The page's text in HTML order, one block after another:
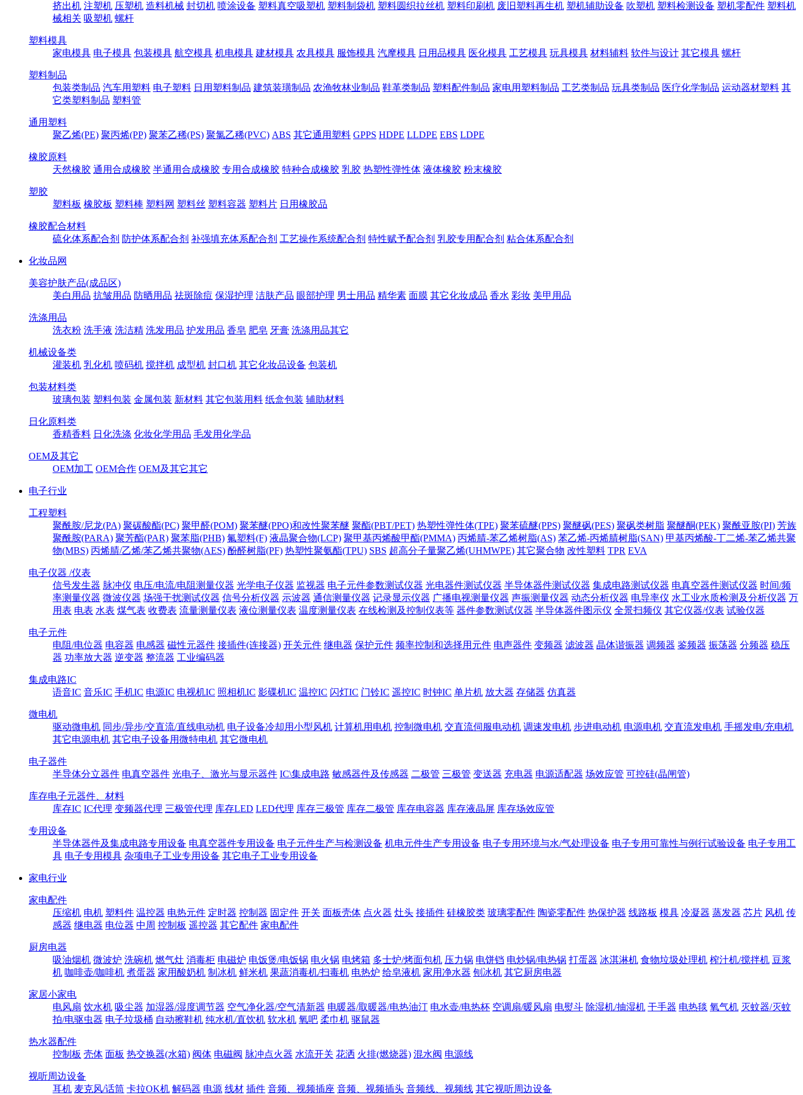
挤出机 注塑机 压塑机 造料机械 封切机 喷涂设备 塑料真空吸塑机 塑料制袋机 塑料圆织拉丝机 塑料印刷机 废旧塑料再生机 塑机辅助设备 吹塑机 塑料检测设备 塑机零配件 塑料机
械相关 吸塑机 螺杆
塑料模具
家电模具 电子模具 包装模具 航空模具 机电模具 建材模具 农具模具 服饰模具 汽摩模具 日用品模具 医化模具 工艺模具 玩具模具 材料辅料 软件与设计 其它模具 螺杆
塑料制品
包装类制品 汽车用塑料 电子塑料 日用塑料制品 建筑装璜制品 农渔牧林业制品 鞋革类制品 塑料配件制品 家电用塑料制品 工艺类制品 玩具类制品 医疗化学制品 运动器材塑料 其
它类塑料制品 塑料管
通用塑料
聚乙烯(PE) 聚丙烯(PP) 聚苯乙稀(PS) 聚氯乙稀(PVC) ABS 其它通用塑料 GPPS HDPE LLDPE EBS LDPE
橡胶原料
天然橡胶 通用合成橡胶 半通用合成橡胶 专用合成橡胶 特种合成橡胶 乳胶 热塑性弹性体 液体橡胶 粉末橡胶
塑胶
塑料板 橡胶板 塑料棒 塑料网 塑料丝 塑料容器 塑料片 日用橡胶品
橡胶配合材料
硫化体系配合剂 防护体系配合剂 补强填充体系配合剂 工艺操作系统配合剂 特性赋予配合剂 乳胶专用配合剂 粘合体系配合剂
化妆品网
美容护肤产品(成品区)
美白用品 抗皱用品 防晒用品 祛斑除痘 保湿护理 洁肤产品 眼部护理 男士用品 精华素 面膜 其它化妆成品 香水 彩妆 美甲用品
洗涤用品
洗衣粉 洗手液 洗洁精 洗发用品 护发用品 香皂 肥皂 牙膏 洗涤用品其它
机械设备类
灌装机 乳化机 喷码机 搅拌机 成型机 封口机 其它化妆品设备 包装机
包装材料类
玻璃包装 塑料包装 金属包装 新材料 其它包装用料 纸盒包装 辅助材料
日化原料类
香精香料 日化洗涤 化妆化学用品 毛发用化学品
OEM及其它
OEM加工 OEM合作 OEM及其它其它
电子行业
工程塑料
聚酰胺/尼龙(PA) 聚碳酸酯(PC) 聚甲醛(POM) 聚苯醚(PPO)和改性聚苯醚 聚酯(PBT/PET) 热塑性弹性体(TPE) 聚苯硫醚(PPS) 聚醚砜(PES) 聚砜类树脂 聚醚酮(PEK) 聚酰亚胺(PI) 芳族
聚酰胺(PARA) 聚芳酯(PAR) 聚苯脂(PHB) 氟塑料(F) 液晶聚合物(LCP) 聚甲基丙烯酸甲酯(PMMA) 丙烯腈-苯乙烯树脂(AS) 苯乙烯-丙烯腈树脂(SAN) 甲基丙烯酸-丁二烯-苯乙烯共聚
物(MBS) 丙烯腈/乙烯/苯乙烯共聚物(AES) 酚醛树脂(PF) 热塑性聚氨酯(TPU) SBS 超高分子量聚乙烯(UHMWPE) 其它聚合物 改性塑料 TPR EVA
电子仪器 /仪表
信号发生器 脉冲仪 电压/电流/电阻测量仪器 光学电子仪器 监视器 电子元件参数测试仪器 光电器件测试仪器 半导体器件测试仪器 集成电路测试仪器 电真空器件测试仪器 时间/频
率测量仪器 微波仪器 场强干扰测试仪器 信号分析仪器 示波器 通信测量仪器 记录显示仪器 广播电视测量仪器 声振测量仪器 动态分析仪器 电导率仪 水工业水质检测及分析仪器 万
用表 电表 水表 煤气表 收费表 流量测量仪表 液位测量仪表 温度测量仪表 在线检测及控制仪表等 器件参数测试仪器 半导体器件图示仪 全景扫频仪 其它仪器/仪表 试验仪器
电子元件
电阻/电位器 电容器 电感器 磁性元器件 接插件(连接器) 开关元件 继电器 保护元件 频率控制和选择用元件 电声器件 变频器 滤波器 晶体谐振器 调频器 鉴频器 振荡器 分频器 稳压
器 功率放大器 逆变器 整流器 工业编码器
集成电路IC
语音IC 音乐IC 手机IC 电源IC 电视机IC 照相机IC 影碟机IC 温控IC 闪灯IC 门铃IC 遥控IC 时钟IC 单片机 放大器 存储器 仿真器
微电机
驱动微电机 同步/异步/交直流/直线电动机 电子设备冷却用小型风机 计算机用电机 控制微电机 交直流伺服电动机 调速发电机 步进电动机 电源电机 交直流发电机 手摇发电/充电机
其它电源电机 其它电子设备用微特电机 其它微电机
电子器件
半导体分立器件 电真空器件 光电子、激光与显示器件 IC\集成电路 敏感器件及传感器 二极管 三极管 变送器 充电器 电源适配器 场效应管 可控硅(晶闸管)
库存电子元器件、材料
库存IC IC代理 变频器代理 三极管代理 库存LED LED代理 库存三极管 库存二极管 库存电容器 库存液晶屏 库存场效应管
专用设备
半导体器件及集成电路专用设备 电真空器件专用设备 电子元件生产与检测设备 机电元件生产专用设备 电子专用环境与水/气处理设备 电子专用可靠性与例行试验设备 电子专用工
具 电子专用模具 杂项电子工业专用设备 其它电子工业专用设备
家电行业
家电配件
压缩机 电机 塑料件 温控器 电热元件 定时器 控制器 固定件 开关 面板壳体 点火器 灶头 接插件 硅橡胶类 玻璃零配件 陶瓷零配件 热保护器 线路板 模具 冷凝器 蒸发器 芯片 风机 传
感器 继电器 电位器 中周 控制板 遥控器 其它配件 家电配件
厨房电器
吸油烟机 微波炉 洗碗机 燃气灶 消毒柜 电磁炉 电饭煲/电饭锅 电火锅 电烤箱 多士炉/烤面包机 压力锅 电饼铛 电炒锅/电热锅 打蛋器 冰淇淋机 食物垃圾处理机 榨汁机/搅拌机 豆浆
机 咖啡壶/咖啡机 煮蛋器 家用酸奶机 制冰机 鲜米机 果蔬消毒机/扫毒机 电热炉 给皂液机 家用净水器 刨冰机 其它厨房电器
家居小家电
电风扇 饮水机 吸尘器 加湿器/湿度调节器 空气净化器/空气清新器 电暖器/取暖器/电热油汀 电水壶/电热杯 空调扇/暖风扇 电熨斗 除湿机/抽湿机 干手器 电热毯 氧气机 灭蚊器/灭蚊
拍/电驱虫器 电子垃圾桶 自动擦鞋机 纯水机/直饮机 软水机 氧吧 柔巾机 驱鼠器
热水器配件
控制板 壳体 面板 热交换器(水箱) 阀体 电磁阀 脉冲点火器 水流开关 花洒 火排(燃烧器) 混水阀 电源线
视听周边设备
耳机 麦克风/话筒 卡拉OK机 解码器 电源 线材 插件 音频、视频插座 音频、视频插头 音频线、视频线 其它视听周边设备